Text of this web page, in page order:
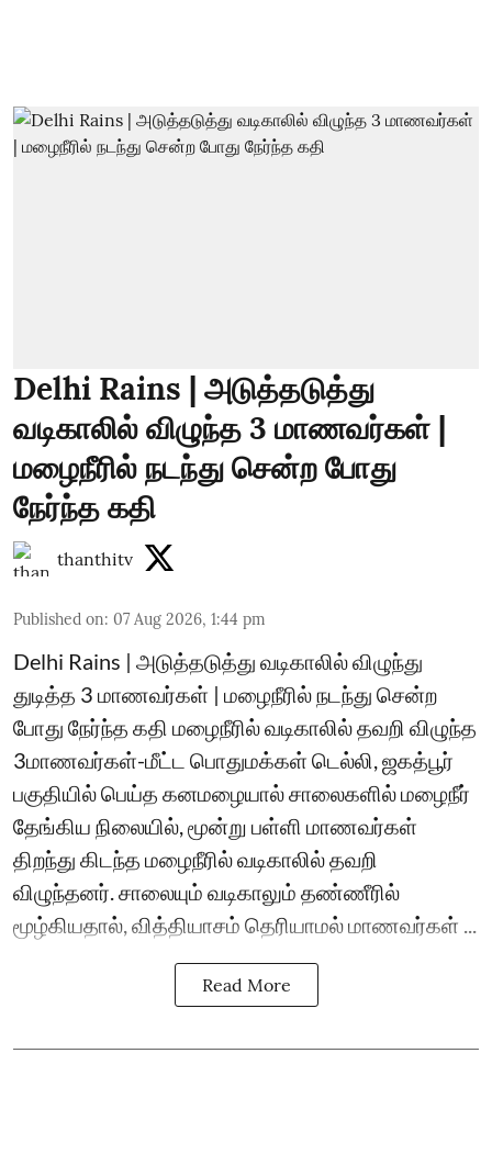
Delhi Rains | அடுத்தடுத்து
வடிகாலில் விழுந்த 3 மாணவர்கள் |
மழைநீரில் நடந்து சென்ற போது
நேர்ந்த கதி
thanthitv
Published on: 07 Aug 2026, 1:44 pm
Delhi Rains | அடுத்தடுத்து வடிகாலில் விழுந்து
துடித்த 3 மாணவர்கள் | மழைநீரில் நடந்து சென்ற
போது நேர்ந்த கதி மழைநீரில் வடிகாலில் தவறி விழுந்த
3மாணவர்கள்-மீட்ட பொதுமக்கள் டெல்லி, ஜகத்பூர்
பகுதியில் பெய்த கனமழையால் சாலைகளில் மழைநீர்
தேங்கிய நிலையில், மூன்று பள்ளி மாணவர்கள்
திறந்து கிடந்த மழைநீரில் வடிகாலில் தவறி
விழுந்தனர். சாலையும் வடிகாலும் தண்ணீரில்
மூழ்கியதால், வித்தியாசம் தெரியாமல் மாணவர்கள் ...
Read More